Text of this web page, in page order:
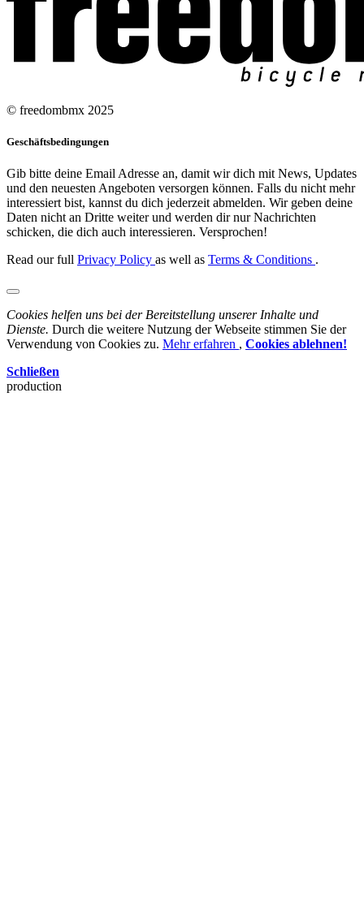
© freedombmx 2025
Geschäftsbedingungen
Gib bitte deine Email Adresse an, damit wir dich mit News, Updates
und den neuesten Angeboten versorgen können. Falls du nicht mehr
interessiert bist, kannst du dich jederzeit abmelden. Wir geben deine
Daten nicht an Dritte weiter und werden dir nur Nachrichten
schicken, die dich auch interessieren. Versprochen!
Read our full Privacy Policy as well as Terms & Conditions .
Cookies helfen uns bei der Bereitstellung unserer Inhalte und
Dienste. Durch die weitere Nutzung der Webseite stimmen Sie der
Verwendung von Cookies zu. Mehr erfahren , Cookies ablehnen!
Schließen
production